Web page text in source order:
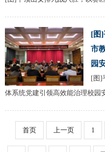
[图]
市
园
[图]
体系统党建引领高效能治理校园
首页 上一页 1